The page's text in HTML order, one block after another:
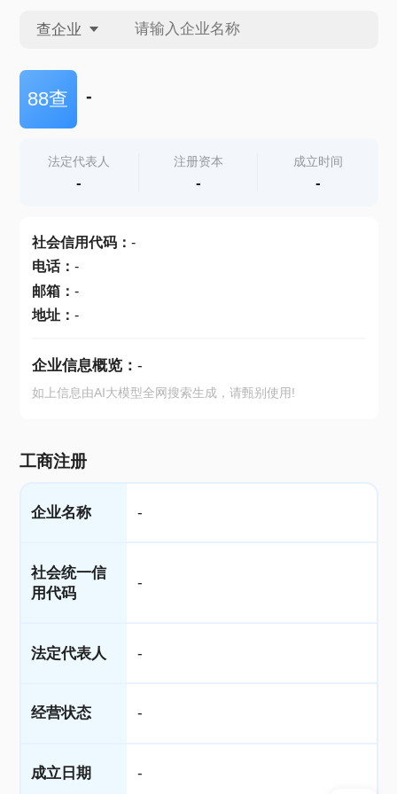
查企业
查企业
查产地
88查 -
法定代表人
-
注册资本
-
成立时间
-
社会信用代码： -
电话： -
邮箱： -
地址： -
企业信息概览： -
如上信息由AI大模型全网搜索生成，请甄别使用!
工商注册
企业名称 -
社会统一信
用代码
-
法定代表人 -
经营状态 -
成立日期 -